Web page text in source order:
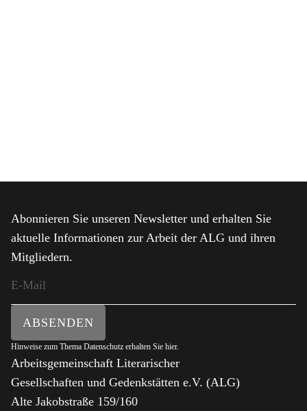
Abonnieren Sie unseren Newsletter und erhalten Sie
aktuelle Informationen zur Arbeit der ALG und ihren
Mitgliedern.
ABSENDEN
Hinweise zum Thema Datenschutz erhalten Sie hier.
Arbeitsgemeinschaft Literarischer
Gesellschaften und Gedenkstätten e.V. (ALG)
Alte Jakobstraße 159/160